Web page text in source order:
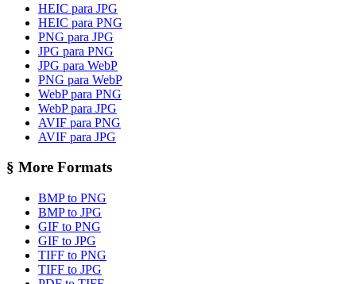
HEIC para JPG
HEIC para PNG
PNG para JPG
JPG para PNG
JPG para WebP
PNG para WebP
WebP para PNG
WebP para JPG
AVIF para PNG
AVIF para JPG
§ More Formats
BMP to PNG
BMP to JPG
GIF to PNG
GIF to JPG
TIFF to PNG
TIFF to JPG